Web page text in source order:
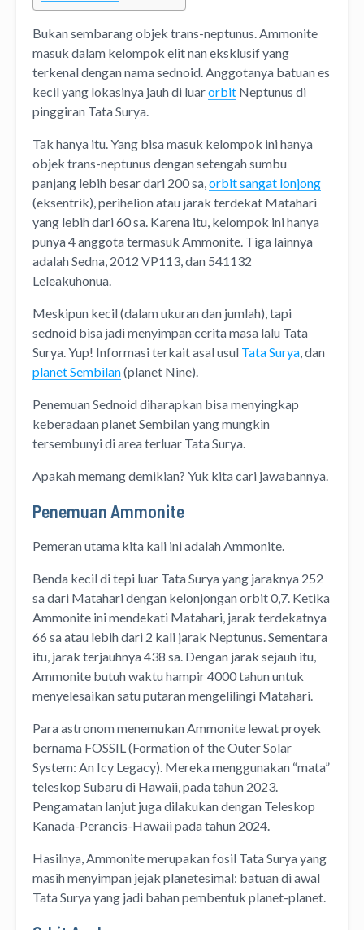
Bukan sembarang objek trans-neptunus. Ammonite
masuk dalam kelompok elit nan eksklusif yang
terkenal dengan nama sednoid. Anggotanya batuan es
kecil yang lokasinya jauh di luarorbit Neptunus di
pinggiran Tata Surya.
Tak hanya itu. Yang bisa masuk kelompok ini hanya
objek trans-neptunus dengan setengah sumbu
panjang lebih besar dari 200 sa,orbit sangat lonjong
(eksentrik), perihelion atau jarak terdekat Matahari
yang lebih dari 60 sa. Karena itu, kelompok ini hanya
punya 4 anggota termasuk Ammonite. Tiga lainnya
adalah Sedna, 2012 VP113, dan 541132
Leleakuhonua.
Meskipun kecil (dalam ukuran dan jumlah), tapi
sednoid bisa jadi menyimpan cerita masa lalu Tata
Surya. Yup! Informasi terkait asal usul Tata Surya, dan
planet Sembilan(planet Nine).
Penemuan Sednoid diharapkan bisa menyingkap
keberadaan planet Sembilan yang mungkin
tersembunyi di area terluar Tata Surya.
Apakah memang demikian? Yuk kita cari jawabannya.
Penemuan Ammonite
Pemeran utama kita kali ini adalah Ammonite.
Benda kecil di tepi luar Tata Surya yang jaraknya 252
sa dari Matahari dengan kelonjongan orbit 0,7. Ketika
Ammonite ini mendekati Matahari, jarak terdekatnya
66 sa atau lebih dari 2 kali jarak Neptunus. Sementara
itu, jarak terjauhnya 438 sa. Dengan jarak sejauh itu,
Ammonite butuh waktu hampir 4000 tahun untuk
menyelesaikan satu putaran mengelilingi Matahari.
Para astronom menemukan Ammonite lewat proyek
bernama FOSSIL (Formation of the Outer Solar
System: An Icy Legacy). Mereka menggunakan “mata”
teleskop Subaru di Hawaii, pada tahun 2023.
Pengamatan lanjut juga dilakukan dengan Teleskop
Kanada-Perancis-Hawaii pada tahun 2024.
Hasilnya, Ammonite merupakan fosil Tata Surya yang
masih menyimpan jejak planetesimal: batuan di awal
Tata Surya yang jadi bahan pembentuk planet-planet.